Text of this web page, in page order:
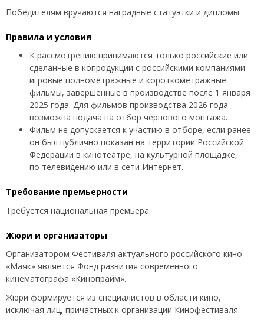
Победителям вручаются наградные статуэтки и дипломы.
Правила и условия
К рассмотрению принимаются только российские или
сделанные в копродукции с российскими компаниями
игровые полнометражные и короткометражные
фильмы, завершенные в производстве после 1 января
2025 года. Для фильмов производства 2026 года
возможна подача на отбор чернового монтажа.
Фильм не допускается к участию в отборе, если ранее
он был публично показан на территории Российской
Федерации в кинотеатре, на культурной площадке,
по телевидению или в сети Интернет.
Требование премьерности
Требуется национальная премьера.
Жюри и организаторы
Организатором Фестиваля актуального российского кино
«Маяк» является Фонд развития современного
кинематографа «Кинопрайм».
Жюри формируется из специалистов в области кино,
исключая лиц, причастных к организации Кинофестиваля.